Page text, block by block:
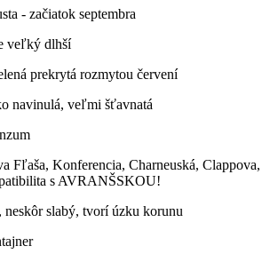
- začiatok septembra
veľký dlhší
prekrytá rozmytou červení
navinulá, veľmi šťavnatá
Fľaša, Konferencia, Charneuská, Clappova,
s AVRANŠSKOU!
neskôr slabý, tvorí úzku korunu